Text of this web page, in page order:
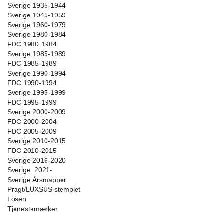
Sverige 1935-1944
Sverige 1945-1959
Sverige 1960-1979
Sverige 1980-1984
FDC 1980-1984
Sverige 1985-1989
FDC 1985-1989
Sverige 1990-1994
FDC 1990-1994
Sverige 1995-1999
FDC 1995-1999
Sverige 2000-2009
FDC 2000-2004
FDC 2005-2009
Sverige 2010-2015
FDC 2010-2015
Sverige 2016-2020
Sverige. 2021-
Sverige Årsmapper
Pragt/LUXSUS stemplet
Lösen
Tjenestemærker